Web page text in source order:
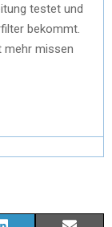
testet und
bekommt.
mehr missen